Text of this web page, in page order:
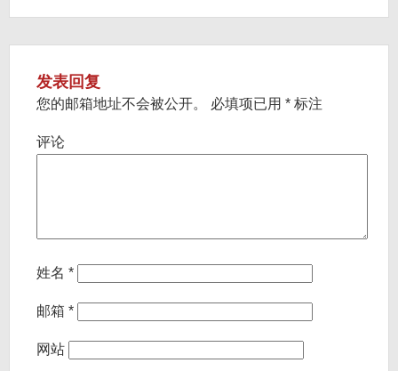
发表回复
您的邮箱地址不会被公开。 必填项已用 * 标注
评论
姓名 *
邮箱 *
网站